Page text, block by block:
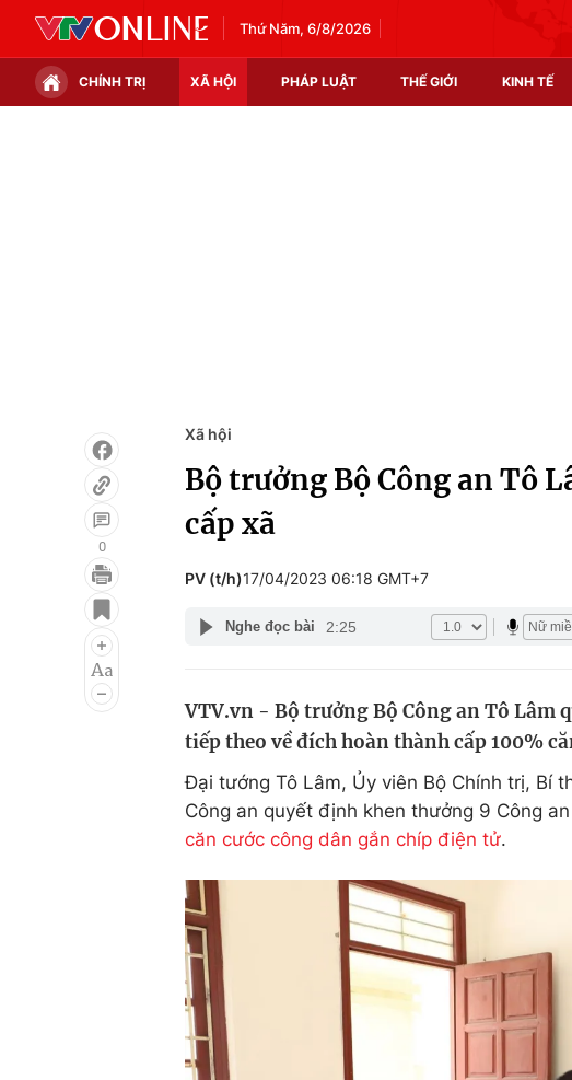
Thứ Năm, 6/8/2026
CHÍNH TRỊ XÃ HỘI PHÁP LUẬT THẾ GIỚI KINH TẾ
Điện ảnh
Âm nhạc
Du lịch
Chất lượng cuộc sống
0
Xã hội
Bộ trưởng Bộ Công an Tô
cấp xã
PV (t/h)17/04/2023 06:18 GMT+7
Nghe đọc bài 2:25
VTV.vn - Bộ trưởng Bộ Công an Tô Lâm
tiếp theo về đích hoàn thành cấp 100%
Đại tướng Tô Lâm, Ủy viên Bộ Chính trị, Bí
Công an quyết định khen thưởng 9 Công
căn cước công dân gắn chíp điện tử.